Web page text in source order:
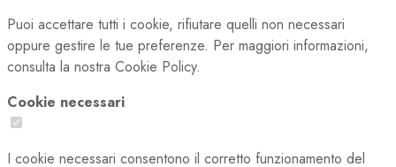
Puoi accettare tutti i cookie, rifiutare quelli non necessari
oppure gestire le tue preferenze. Per maggiori informazioni,
consulta la nostra Cookie Policy.
Cookie necessari
I cookie necessari consentono il corretto funzionamento del